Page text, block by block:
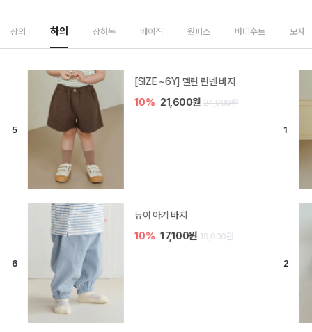
상의 하의 상하복 베이직 원피스 바디수트 모자
[SIZE ~6Y] 델린 린넨 바지
10% 21,600원 24,000원
듀이 아기 바지
10% 17,100원 19,000원